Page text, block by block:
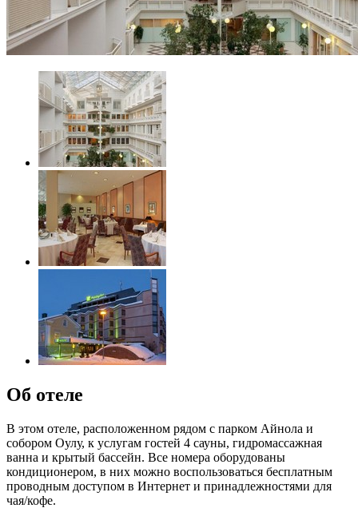
Об отеле
В этом отеле, расположенном рядом с парком Айнола и
собором Оулу, к услугам гостей 4 сауны, гидромассажная
ванна и крытый бассейн. Все номера оборудованы
кондиционером, в них можно воспользоваться бесплатным
проводным доступом в Интернет и принадлежностями для
чая/кофе.